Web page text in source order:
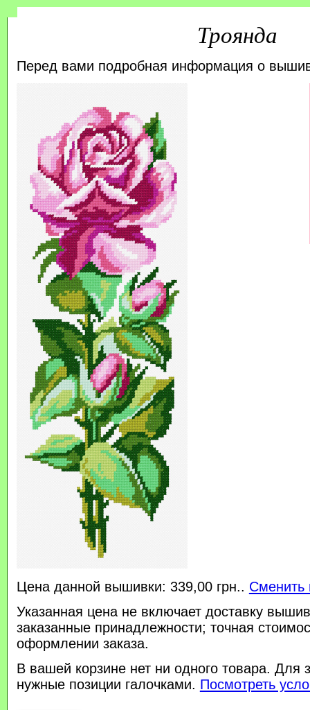
Троянда
Перед вами подробная информация о
Цена данной вышивки: 339,00 грн.. Сменить
Указанная цена не включает доставку
заказанные принадлежности; точная
оформлении заказа.
В вашей корзине нет ни одного товара. Для
нужные позиции галочками. Посмотреть